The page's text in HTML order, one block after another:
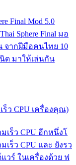
Final Mod 5.0
Sphere Final มอ
จากฝีมือคนไทย 10
ด มาให้เล่นกัน
ร็ว CPU เครื่องคุณ)
เร็ว CPU อีกหนึ่งโ
ร็ว CPU และ ยังรว
วร์ ในเครื่องด้วย ฟ